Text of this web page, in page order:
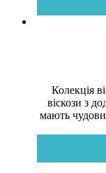
Колекція
віскози з
мають